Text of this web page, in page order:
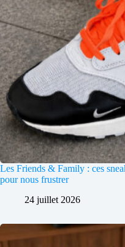
Les Friends & Family : ces
pour nous frustrer
24 juillet 2026